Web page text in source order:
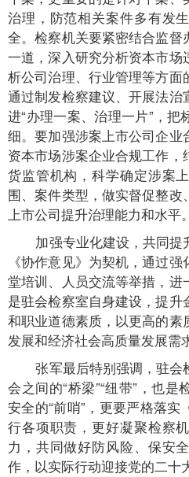
治理，防范相关案件多有发
全。检察机关要紧密结合监
一道，深入研究分析资本市
析公司治理、行业管理等方面
通过制发检察建议、开展法治
进“办理一案、治理一片”，
细。要加强涉案上市公司企
资本市场涉案企业合规工作
货监管机构，科学确定涉案
围、案件类型，做实督促整
上市公司提升治理能力和水平。
加强专业化建设，共同
《协作意见》为契机，通过
堂培训、人员交流等举措，
是驻会检察室自身建设，提
和职业道德素质，以更高的
发展和经济社会高质量发展需
张军最后特别强调，驻
会之间的“桥梁”“纽带”，也
安全的“前哨”，更要严格落
行各项职责，更好凝聚检察
力，共同做好防风险、保安
作，以实际行动迎接党的二十